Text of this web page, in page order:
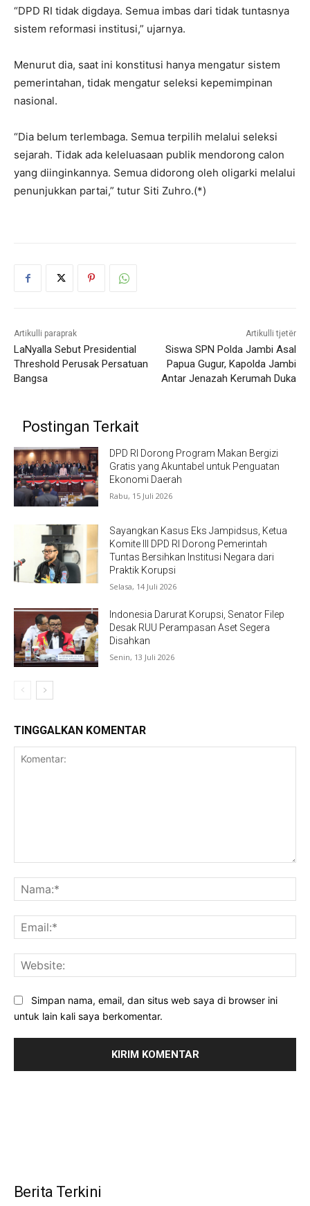
“DPD RI tidak digdaya. Semua imbas dari tidak tuntasnya
sistem reformasi institusi,” ujarnya.
Menurut dia, saat ini konstitusi hanya mengatur sistem
pemerintahan, tidak mengatur seleksi kepemimpinan
nasional.
“Dia belum terlembaga. Semua terpilih melalui seleksi
sejarah. Tidak ada keleluasaan publik mendorong calon
yang diinginkannya. Semua didorong oleh oligarki melalui
penunjukkan partai,” tutur Siti Zuhro.(*)
Artikulli paraprak
LaNyalla Sebut Presidential
Threshold Perusak Persatuan
Bangsa
Artikulli tjetër
Siswa SPN Polda Jambi Asal
Papua Gugur, Kapolda Jambi
Antar Jenazah Kerumah Duka
Postingan Terkait
DPD RI Dorong Program Makan Bergizi
Gratis yang Akuntabel untuk Penguatan
Ekonomi Daerah
Rabu, 15 Juli 2026
Sayangkan Kasus Eks Jampidsus, Ketua
Komite III DPD RI Dorong Pemerintah
Tuntas Bersihkan Institusi Negara dari
Praktik Korupsi
Selasa, 14 Juli 2026
Indonesia Darurat Korupsi, Senator Filep
Desak RUU Perampasan Aset Segera
Disahkan
Senin, 13 Juli 2026
TINGGALKAN KOMENTAR
Simpan nama, email, dan situs web saya di browser ini
untuk lain kali saya berkomentar.
Berita Terkini